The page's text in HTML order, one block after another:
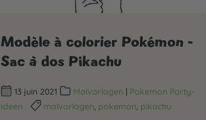
Modèle à colorier Pokémon -
Sac à dos Pikachu
13 juin 2021 Malvorlagen | Pokemon Party-
Ideen
malvorlagen, pokemon, pikachu